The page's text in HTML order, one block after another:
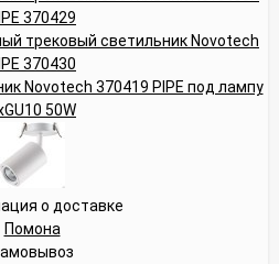
о доставке
Помона